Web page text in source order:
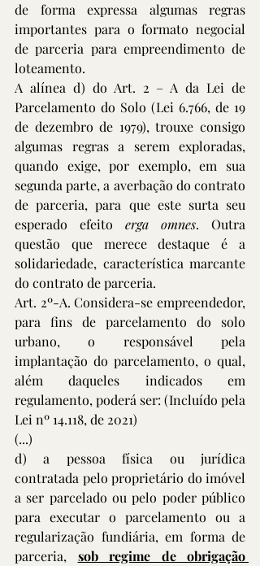
de forma expressa algumas regras
importantes para o formato negocial
de parceria para empreendimento de
loteamento.
A alínea d) do Art. 2 – A da Lei de
Parcelamento do Solo (Lei 6.766, de 19
de dezembro de 1979), trouxe consigo
algumas regras a serem exploradas,
quando exige, por exemplo, em sua
segunda parte, a averbação do contrato
de parceria, para que este surta seu
esperado efeito erga omnes. Outra
questão que merece destaque é a
solidariedade, característica marcante
do contrato de parceria.
Art. 2º-A. Considera-se empreendedor,
para fins de parcelamento do solo
urbano, o responsável pela
implantação do parcelamento, o qual,
além daqueles indicados em
regulamento, poderá ser: (Incluído pela
Lei nº 14.118, de 2021)
(...)
d) a pessoa física ou jurídica
contratada pelo proprietário do imóvel
a ser parcelado ou pelo poder público
para executar o parcelamento ou a
regularização fundiária, em forma de
parceria, sob regime de obrigação